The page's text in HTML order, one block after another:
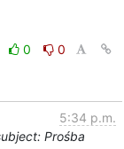
0
0
5:34 p.m.
Prośba